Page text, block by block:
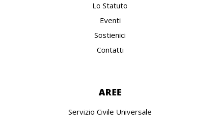
Lo Statuto
Eventi
Sostienici
Contatti
AREE
Servizio Civile Universale